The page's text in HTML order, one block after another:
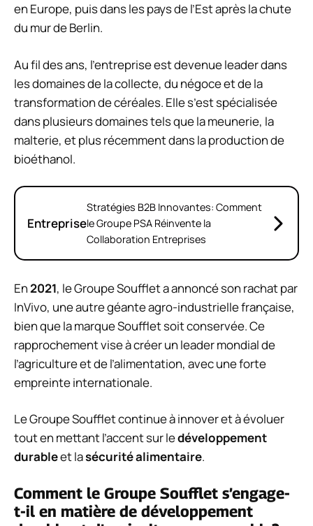
en Europe, puis dans les pays de l’Est après la chute
du mur de Berlin.
Au fil des ans, l’entreprise est devenue leader dans
les domaines de la collecte, du négoce et de la
transformation de céréales. Elle s’est spécialisée
dans plusieurs domaines tels que la meunerie, la
malterie, et plus récemment dans la production de
bioéthanol.
Entreprise
Stratégies B2B Innovantes: Comment
le Groupe PSA Réinvente la
Collaboration Entreprises
En2021, le Groupe Soufflet a annoncé son rachat par
InVivo, une autre géante agro-industrielle française,
bien que la marque Soufflet soit conservée. Ce
rapprochement vise à créer un leader mondial de
l’agriculture et de l’alimentation, avec une forte
empreinte internationale.
Le Groupe Soufflet continue à innover et à évoluer
tout en mettant l’accent sur ledéveloppement
durableet lasécurité alimentaire.
Comment le Groupe Soufflet s’engage-
t-il en matière de développement